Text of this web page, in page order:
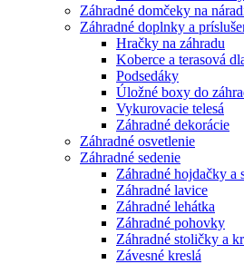
Záhradné domčeky na
Záhradné doplnky a
Hračky na záhradu
Koberce a terasová
Podsedáky
Úložné boxy do
Vykurovacie telesá
Záhradné dekorácie
Záhradné osvetlenie
Záhradné sedenie
Záhradné hojdačky a
Záhradné lavice
Záhradné lehátka
Záhradné pohovky
Záhradné stoličky a
Závesné kreslá